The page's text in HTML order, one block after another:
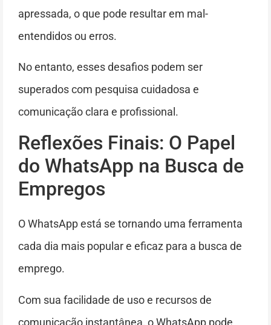
apressada, o que pode resultar em mal-
entendidos ou erros.
No entanto, esses desafios podem ser
superados com pesquisa cuidadosa e
comunicação clara e profissional.
Reflexões Finais: O Papel
do WhatsApp na Busca de
Empregos
O WhatsApp está se tornando uma ferramenta
cada dia mais popular e eficaz para a busca de
emprego.
Com sua facilidade de uso e recursos de
comunicação instantânea, o WhatsApp pode